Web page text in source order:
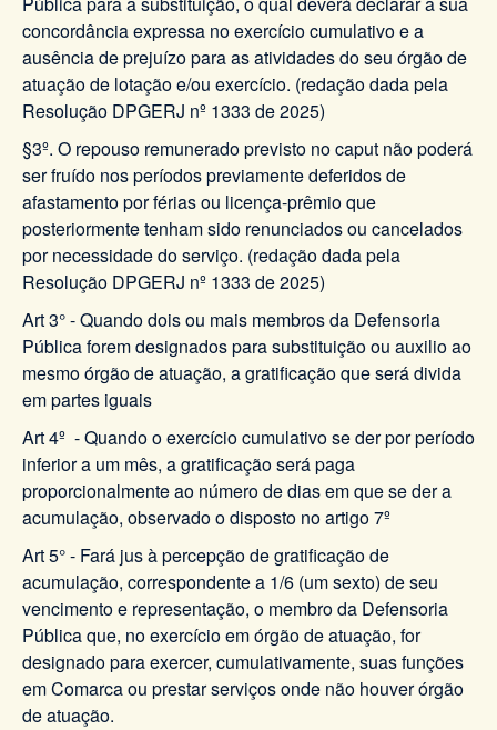
concordância expressa no exercício cumulativo e a
ausência de prejuízo para as atividades do seu órgão de
atuação de lotação e/ou exercício. (redação dada pela
Resolução DPGERJ nº 1333 de 2025)
§3º. O repouso remunerado previsto no caput não poderá
ser fruído nos períodos previamente deferidos de
afastamento por férias ou licença-prêmio que
posteriormente tenham sido renunciados ou cancelados
por necessidade do serviço. (redação dada pela
Resolução DPGERJ nº 1333 de 2025)
Art 3° - Quando dois ou mais membros da Defensoria
Pública forem designados para substituição ou auxilio ao
mesmo órgão de atuação, a gratificação que será divida
em partes iguais
Art 4º - Quando o exercício cumulativo se der por período
inferior a um mês, a gratificação será paga
proporcionalmente ao número de dias em que se der a
acumulação, observado o disposto no artigo 7º
Art 5° - Fará jus à percepção de gratificação de
acumulação, correspondente a 1/6 (um sexto) de seu
vencimento e representação, o membro da Defensoria
Pública que, no exercício em órgão de atuação, for
designado para exercer, cumulativamente, suas funções
em Comarca ou prestar serviços onde não houver órgão
de atuação.